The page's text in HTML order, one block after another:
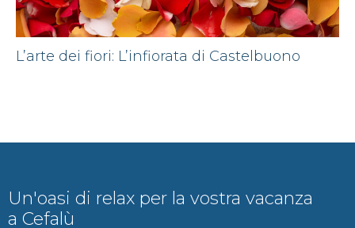
L’arte dei fiori: L’infiorata di Castelbuono
Un'oasi di relax per la vostra vacanza
a Cefalù